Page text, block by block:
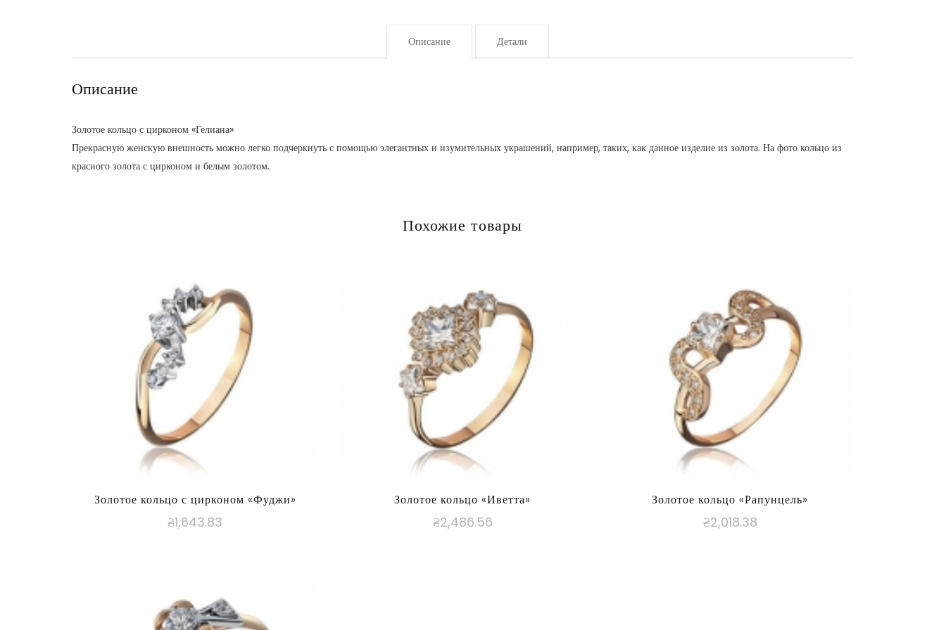
Описание Детали
Описание
Золотое кольцо с цирконом «Гелиана»
Прекрасную женскую внешность можно легко подчеркнуть с помощью элегантных и изумительных украшений, например, таких, как данное изделие из золота. На фото кольцо из
красного золота с цирконом и белым золотом.
Похожие товары
Золотое кольцо с цирконом «Фуджи»
₴1,643.83
Золотое кольцо «Иветта»
₴2,486.56
Золотое кольцо «Рапунцель»
₴2,018.38